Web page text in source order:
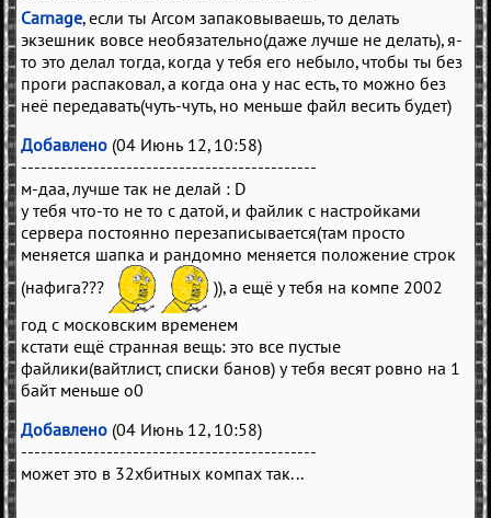
Carnage, если ты Arcом запаковываешь, то делать
экзешник вовсе необязательно(даже лучше не делать), я-
то это делал тогда, когда у тебя его небыло, чтобы ты без
проги распаковал, а когда она у нас есть, то можно без
неё передавать(чуть-чуть, но меньше файл весить будет)
Добавлено (04 Июнь 12, 10:58)
---------------------------------------------
м-даа, лучше так не делай : D
у тебя что-то не то с датой, и файлик с настройками
сервера постоянно перезаписывается(там просто
меняется шапка и рандомно меняется положение строк
(нафига???
)), а ещё у тебя на компе 2002
год с московским временем
кстати ещё странная вещь: это все пустые
файлики(вайтлист, списки банов) у тебя весят ровно на 1
байт меньше о0
Добавлено (04 Июнь 12, 10:58)
---------------------------------------------
может это в 32хбитных компах так...